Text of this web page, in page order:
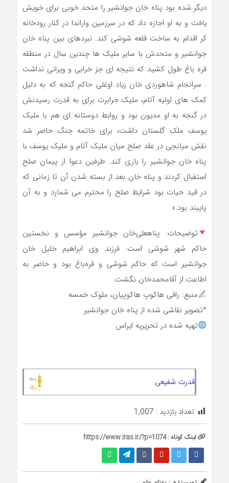
دیگر شده بود پناه خان جوانشیر را متحد خوبی برای خویش
یافت و به او اجازه داد که در سرزمین واراندا در کنار رودخانه
کر اقدام به ساخت قلعه شوشی کند. نبردهای بین پناه خان
جوانشیر و متحدش با سایر ملیک ها چندین سال در منطقه
قره باغ طول کشید که نتیجه ای جز خرابی و ویرانی نداشت
. سرانجام شاهوردی خان زیاد اوغلی حاکم گنجه که به دلیل
کمک های اولیه آتام، ملیک جرابرت برای به قدرت رسیدنش
در گنجه به او مدیون بود و روابط دوستانه ای هم با ملیک
یوسف ملک گلستان داشت، برای خاتمه جنگ حاضر شد
نقش میانجی در عقد صلح میان ملیک آتام و ملیک یوسف با
پناه خان جوانشیر را بازی کند. طرفین دعوا از پیمان صلح
استقبال کردند و پناه خان بعد از بسته شدن آن تا زمانی که
در قید حیات بود شرایط صلح را محترم می شمارد و به آن
پایبند بود.»
توضیحات: پناهعلی‌خان جوانشیر مؤسس و نخستین
حاکم شهر شوشی است. فرزند وی ابراهیم خلیل خان
جوانشیر است که حاکم شوشی و قره‌باغ بود و حاضر به
اطاعت از آقامحمدخان نگشت.
منبع: رافی هاکوپ هاکوپیان، ملوک خمسه
*تصویر نقاشی شده از پناه خان جوانشیر
تهیه شده در تحریریه ایراس
قدرت شفیعی
تعداد بازدید : 1,007
لینک کوتاه :https://www.iras.ir/?p=1074